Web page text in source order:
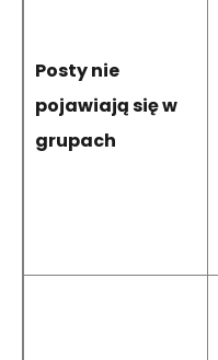
Posty nie
pojawiają się w
grupach